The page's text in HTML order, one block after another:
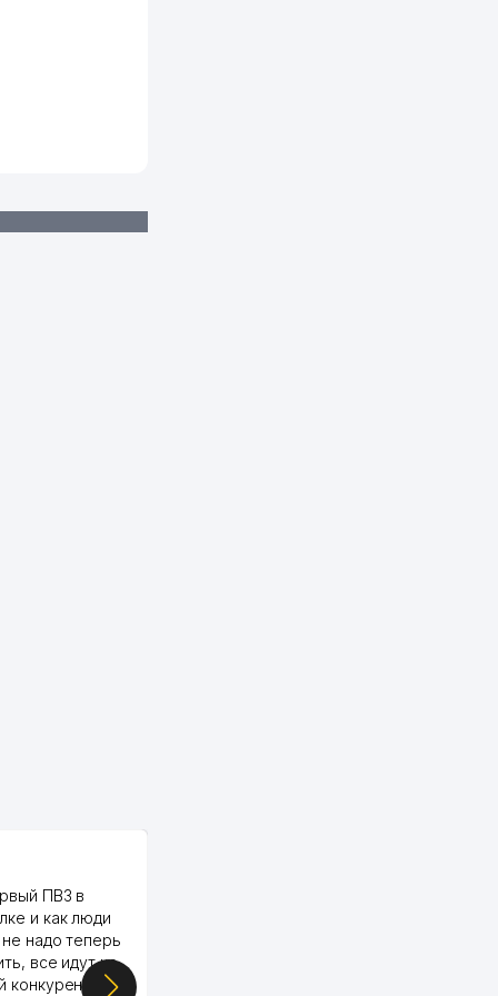
ПВЗ в
и как люди
надо теперь
все идут ко
конкуренции.